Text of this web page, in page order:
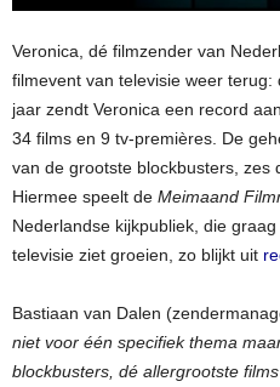
Veronica, dé filmzender van
filmevent van televisie weer terug:
jaar zendt Veronica een record
34 films en 9 tv-premières. De
van de grootste blockbusters, zes
Hiermee speelt de Meimaand
Nederlandse kijkpubliek, die
televisie ziet groeien, zo blijkt uit
Bastiaan van Dalen
niet voor één specifiek thema
blockbusters, dé allergrootste